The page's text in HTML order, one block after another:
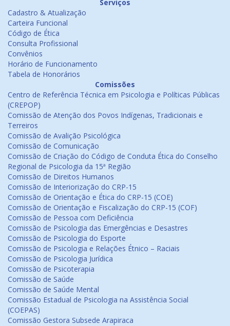
Serviços
Cadastro & Atualização
Carteira Funcional
Código de Ética
Consulta Profissional
Convênios
Horário de Funcionamento
Tabela de Honorários
Comissões
Centro de Referência Técnica em Psicologia e Políticas Públicas
(CREPOP)
Comissão de Atenção dos Povos Indígenas, Tradicionais e
Terreiros
Comissão de Avalição Psicológica
Comissão de Comunicação
Comissão de Criação do Código de Conduta Ética do Conselho
Regional de Psicologia da 15ª Região
Comissão de Direitos Humanos
Comissão de Interiorização do CRP-15
Comissão de Orientação e Ética do CRP-15 (COE)
Comissão de Orientação e Fiscalização do CRP-15 (COF)
Comissão de Pessoa com Deficiência
Comissão de Psicologia das Emergências e Desastres
Comissão de Psicologia do Esporte
Comissão de Psicologia e Relações Étnico – Raciais
Comissão de Psicologia Jurídica
Comissão de Psicoterapia
Comissão de Saúde
Comissão de Saúde Mental
Comissão Estadual de Psicologia na Assistência Social
(COEPAS)
Comissão Gestora Subsede Arapiraca